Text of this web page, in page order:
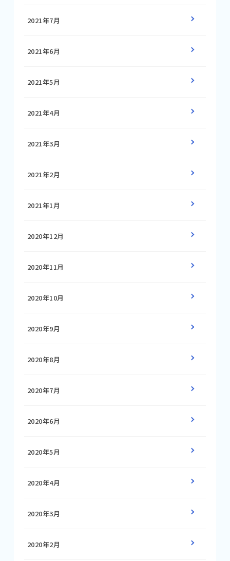
2021年7月
2021年6月
2021年5月
2021年4月
2021年3月
2021年2月
2021年1月
2020年12月
2020年11月
2020年10月
2020年9月
2020年8月
2020年7月
2020年6月
2020年5月
2020年4月
2020年3月
2020年2月